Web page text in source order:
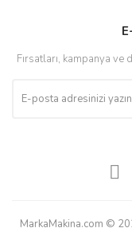
Fırsatları, kampanya
MarkaMakina.com ©